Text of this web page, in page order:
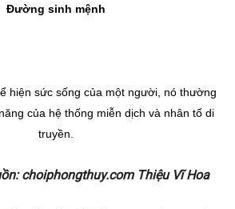
Đường sinh mệnh
hiện sức sống của một người, nó thường
của hệ thống miễn dịch và nhân tố di
truyền.
choiphongthuy.com Thiệu Vĩ Hoa